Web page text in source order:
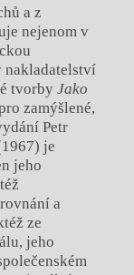
a z
nejenom v
nakladatelství
tvorby Jako
zamýšlené,
Petr
je
jeho
a
ze
jeho